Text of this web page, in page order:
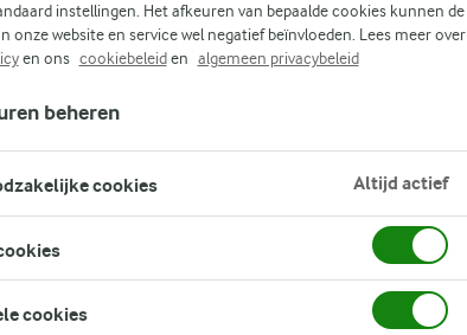
instellingen. Het afkeuren van bepaalde cookies kunnen de
onze website en service wel negatief beïnvloeden. Lees meer over
en ons cookiebeleiden algemeen privacybeleid
beheren
cookies Altijd actief
cookies